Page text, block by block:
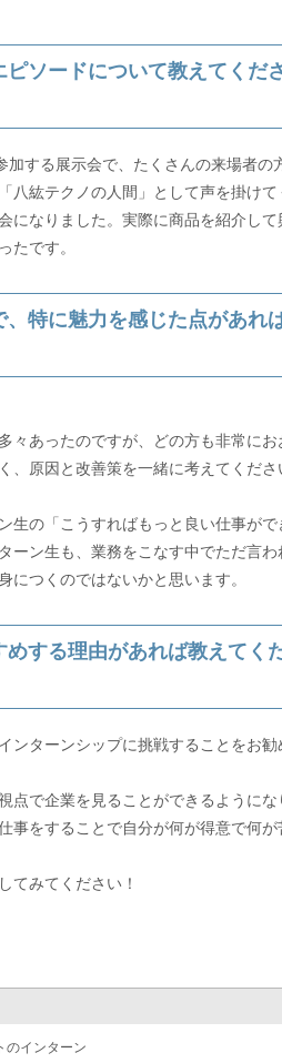
ソードについて教えてくだ
する展示会で、たくさんの来場者の
八紘テクノの人間」として声を掛けて
になりました。実際に商品を紹介して
たです。
特に魅力を感じた点があれ
あったのですが、どの方も非常にお
、原因と改善策を一緒に考えてくださ
の「こうすればもっと良い仕事がで
ーン生も、業務をこなす中でただ言わ
つくのではないかと思います。
する理由があれば教えてく
ターンシップに挑戦することをお勧
で企業を見ることができるようにな
事をすることで自分が何が得意で何が
てみてください！
のインターン